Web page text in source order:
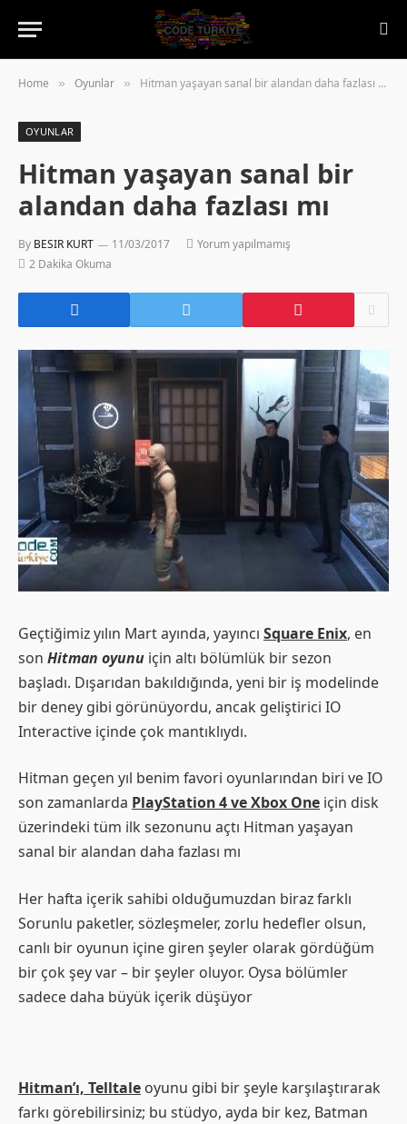
Home » Oyunlar » Hitman yaşayan sanal bir alandan daha fazlası mı
OYUNLAR
Hitman yaşayan sanal bir
alandan daha fazlası mı
By BESIR KURT 11/03/2017
Yorum yapılmamış
2 Dakika Okuma
Geçtiğimiz yılın Mart ayında, yayıncı Square Enix, en
son Hitman oyunu için altı bölümlük bir sezon
başladı. Dışarıdan bakıldığında, yeni bir iş modelinde
bir deney gibi görünüyordu, ancak geliştirici IO
Interactive içinde çok mantıklıydı.
Hitman geçen yıl benim favori oyunlarından biri ve IO
son zamanlarda PlayStation 4 ve Xbox One için disk
üzerindeki tüm ilk sezonunu açtı Hitman yaşayan
sanal bir alandan daha fazlası mı
Her hafta içerik sahibi olduğumuzdan biraz farklı
Sorunlu paketler, sözleşmeler, zorlu hedefler olsun,
canlı bir oyunun içine giren şeyler olarak gördüğüm
bir çok şey var – bir şeyler oluyor. Oysa bölümler
sadece daha büyük içerik düşüyor
Hitman’ı, Telltale oyunu gibi bir şeyle karşılaştırarak
farkı görebilirsiniz; bu stüdyo, ayda bir kez, Batman